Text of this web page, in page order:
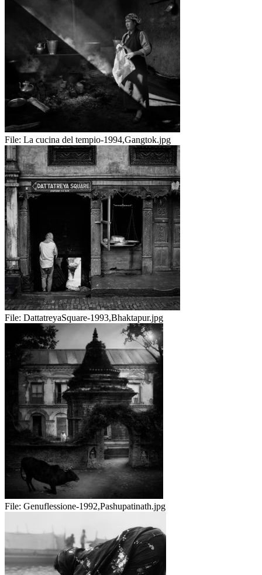
File: La cucina del tempio-1994,Gangtok.jpg
File: DattatreyaSquare-1993,Bhaktapur.jpg
File: Genuflessione-1992,Pashupatinath.jpg